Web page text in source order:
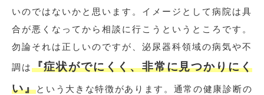
いのではないかと思います。イメージとして病院は具
合が悪くなってから相談に行こうというところです。
勿論それは正しいのですが、泌尿器科領域の病気や不
調は『症状がでにくく、非常に見つかりにく
い』という大きな特徴があります。通常の健康診断の